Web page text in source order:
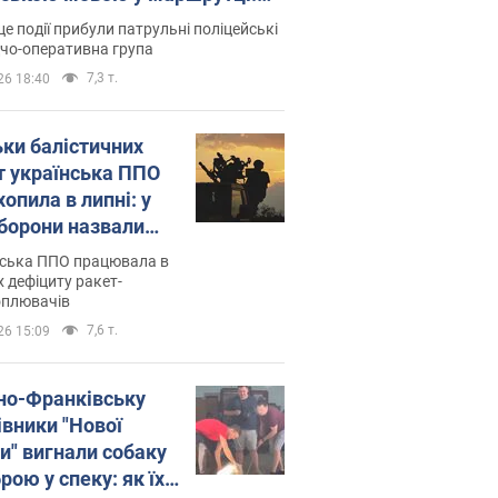
склала адмінпротокол.
події прибули патрульні поліцейські
оперативна група
18:40 7,3 т.
балістичних
українська ППО
в липні: у
назвали
ППО працювала в
дефіциту ракет-
15:09 7,6 т.
Франківську
"Нової
вигнали собаку
у спеку: як їх